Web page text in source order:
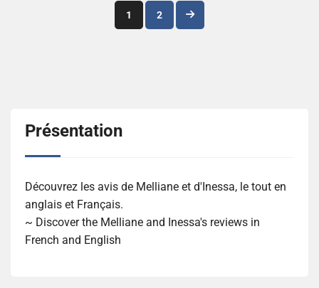
Navigation
1 2
Présentation
Découvrez les avis de Melliane et d'Inessa, le tout en
anglais et Français.
~ Discover the Melliane and Inessa's reviews in
French and English